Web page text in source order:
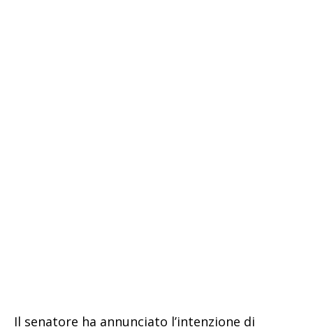
Il senatore ha annunciato l’intenzione di